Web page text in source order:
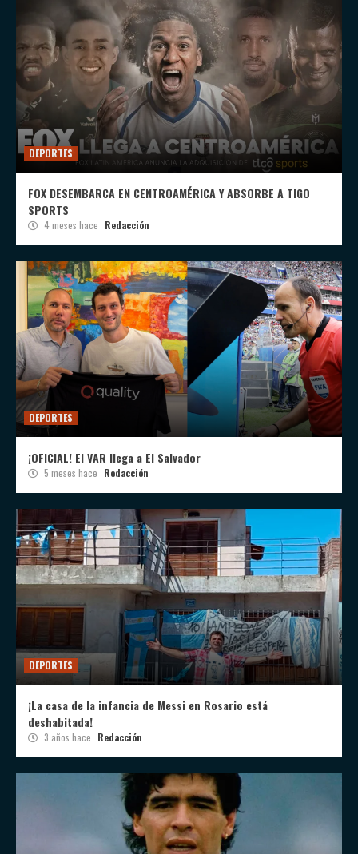
DEPORTES
FOX DESEMBARCA EN CENTROAMÉRICA Y ABSORBE A TIGO
SPORTS
4 meses hace Redacción
DEPORTES
¡OFICIAL! El VAR llega a El Salvador
5 meses hace Redacción
DEPORTES
¡La casa de la infancia de Messi en Rosario está
deshabitada!
3 años hace Redacción